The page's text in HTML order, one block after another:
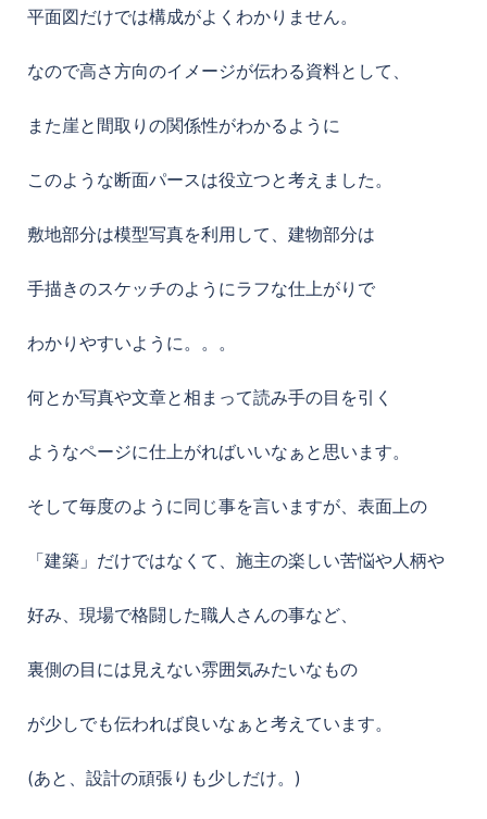
平面図だけでは構成がよくわかりません。
なので高さ方向のイメージが伝わる資料として、
また崖と間取りの関係性がわかるように
このような断面パースは役立つと考えました。
敷地部分は模型写真を利用して、建物部分は
手描きのスケッチのようにラフな仕上がりで
わかりやすいように。。。
何とか写真や文章と相まって読み手の目を引く
ようなページに仕上がればいいなぁと思います。
そして毎度のように同じ事を言いますが、表面上の
「建築」だけではなくて、施主の楽しい苦悩や人柄や
好み、現場で格闘した職人さんの事など、
裏側の目には見えない雰囲気みたいなもの
が少しでも伝われば良いなぁと考えています。
(あと、設計の頑張りも少しだけ。)